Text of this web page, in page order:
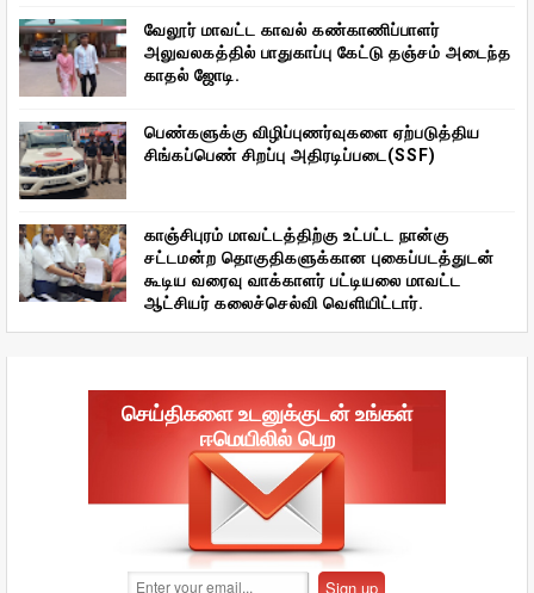
வேலூர் மாவட்ட காவல் கண்காணிப்பாளர்
அலுவலகத்தில் பாதுகாப்பு கேட்டு தஞ்சம் அடைந்த
காதல் ஜோடி.
பெண்களுக்கு விழிப்புணர்வுகளை ஏற்படுத்திய
சிங்கப்பெண் சிறப்பு அதிரடிப்படை(SSF)
காஞ்சிபுரம் மாவட்டத்திற்கு உட்பட்ட நான்கு
சட்டமன்ற தொகுதிகளுக்கான புகைப்படத்துடன்
கூடிய வரைவு வாக்காளர் பட்டியலை மாவட்ட
ஆட்சியர் கலைச்செல்வி வெளியிட்டார்.
செய்திகளை உடனுக்குடன் உங்கள்
ஈமெயிலில் பெற